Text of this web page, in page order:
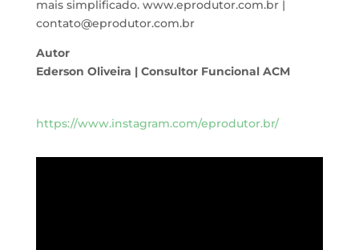
mais simplificado. www.eprodutor.com.br |
contato@eprodutor.com.br
Autor
Ederson Oliveira | Consultor Funcional ACM
https://www.instagram.com/eprodutor.br/